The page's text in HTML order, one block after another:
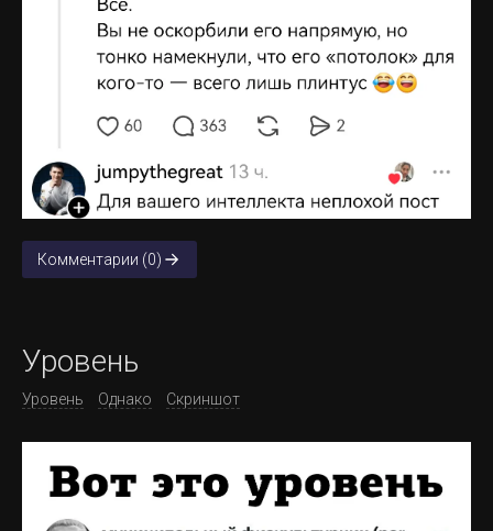
Комментарии (0)
Уровень
Уровень Однако Скриншот